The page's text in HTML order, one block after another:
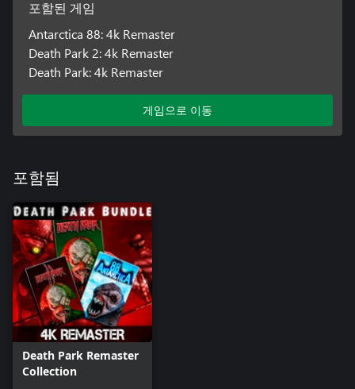
포함된 게임
Antarctica 88: 4k Remaster
Death Park 2: 4k Remaster
Death Park: 4k Remaster
게임으로 이동
포함됨
Death Park Remaster
Collection